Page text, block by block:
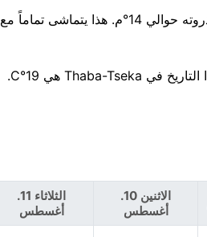
هطول الأمطار غير مرجح — فرصة بنسبة 1% تقريبًا، 0 مم كحد أقصى. يزداد الدفء مع تقدم النهار، ليبلغ ذروته حوالي 14°م. هذا يتماشى تماماً مع
الاثنين 10.
أغسطس
الثلاثاء 11.
أغسطس